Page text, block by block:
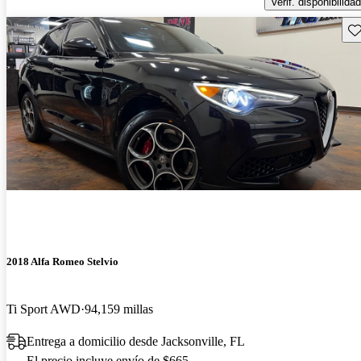
2018 Alfa Romeo Stelvio
Ti Sport AWD 94,159 millas
Entrega a domicilio desde Jacksonville, FL